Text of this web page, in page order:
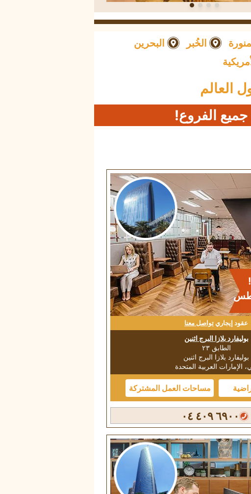
الخُبر
البحرين
جميع الفروع!
عقود إيجاري تواصل معنا
بوليفارد بلازا البرج اثنين
الطابق ٢٣
بوليفارد بلازا البرج اثنين
الإمارات العربية المتحدة
مساحات العمل المشتركة
٦٩٠٠ ٤٠٩ ٠٤